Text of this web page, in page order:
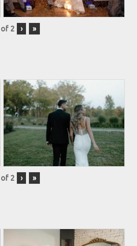
of 2 › »
of 2 › »